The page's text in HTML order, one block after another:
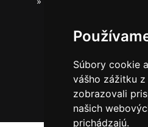
Súbory cookie
vášho zážitku
zobrazovali
našich
prichádzajú.